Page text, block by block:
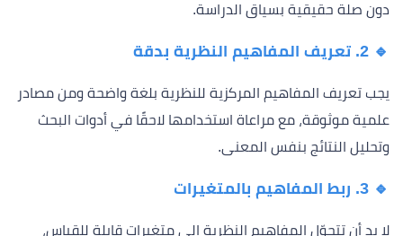
دون صلة حقيقية بسياق الدراسة.
🔹 2. تعريف المفاهيم النظرية بدقة
يجب تعريف المفاهيم المركزية للنظرية بلغة واضحة ومن مصادر
علمية موثوقة، مع مراعاة استخدامها لاحقًا في أدوات البحث
وتحليل النتائج بنفس المعنى.
🔹 3. ربط المفاهيم بالمتغيرات
لا بد أن تتحوّل المفاهيم النظرية إلى متغيرات قابلة للقياس،